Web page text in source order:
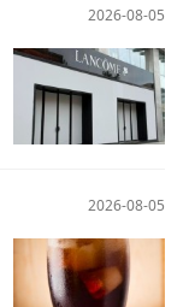
2026-08-05
2026-08-05